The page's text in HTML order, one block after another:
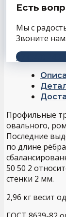
Есть
Мы с
Звоните нам.
+7 (343) 243-
Профильные
овального,
Последние
по длине
50 50 2
стенки 2 мм.
2,96 кг весит